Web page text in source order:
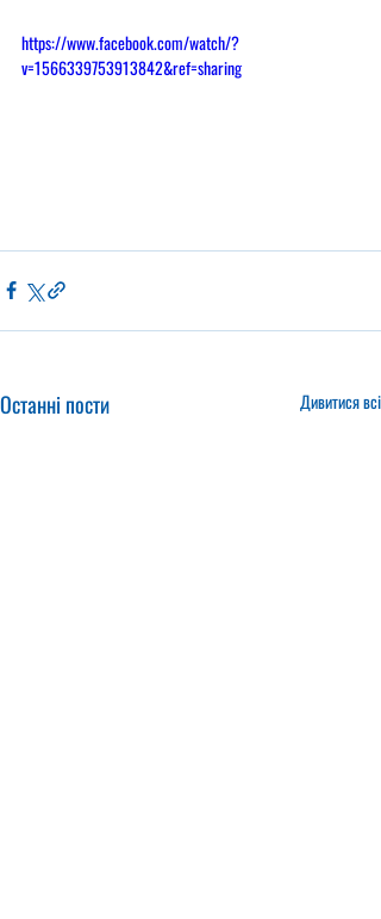
https://www.facebook.com/watch/?
v=1566339753913842&ref=sharing
Останні пости Дивитися всі